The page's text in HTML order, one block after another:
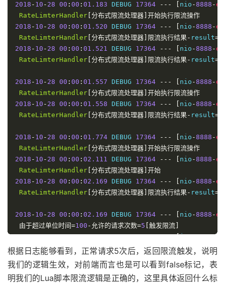
2018 - 10 - 28 00 : 00 : 01.183 DEBUG 17364 --- nio -8888 -
RateLimterHandler [分布式限流处理器]开始执行限流操作
2018 - 10 - 28 00 : 00 : 01.520 DEBUG 17364 --- nio -8888 -
RateLimterHandler [分布式限流处理器]限流执行结果- result=
2018 - 10 - 28 00 : 00 : 01.521 DEBUG 17364 --- nio -8888 -
RateLimterHandler [分布式限流处理器]限流执行结果- result=
2018 - 10 - 28 00 : 00 : 01.557 DEBUG 17364 --- nio -8888 -
RateLimterHandler [分布式限流处理器]开始执行限流操作
2018 - 10 - 28 00 : 00 : 01.558 DEBUG 17364 --- nio -8888 -
RateLimterHandler [分布式限流处理器]限流执行结果- result=
2018 - 10 - 28 00 : 00 : 01.774 DEBUG 17364 --- nio -8888 -
RateLimterHandler [分布式限流处理器]开始执行限流操作
2018 - 10 - 28 00 : 00 : 02.111 DEBUG 17364 --- nio -8888 -
RateLimterHandler [分布式限流处理器]开始
2018 - 10 - 28 00 : 00 : 02.169 DEBUG 17364 --- nio -8888 -
RateLimterHandler [分布式限流处理器]限流执行结果- result=
2018 - 10 - 28 00 : 00 : 02.169 DEBUG 17364 --- nio -8888 -
由于超过单位时间=100 -允许的请求次数=5 [触发限流]
2018-10-28 00:00:02.276 DEBUG 17364 --- [io-8888-
RateLimterHandler[分布式限流处理器]开始执行限流操作
2018
10 28 00 : 02.276 DEBUG 17364 --- io
RateLimterHandler[分布式限流处理器]参数值为-limitTimes
2018-10-28 00:00:02.278 DEBUG 17364 --- [io-8888-
根据日志能够看到，正常请求5次后，返回限流触发，说明
我们的逻辑生效，对前端而言也是可以看到false标记，表
明我们的Lua脚本限流逻辑是正确的，这里具体返回什么标